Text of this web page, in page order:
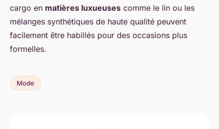
cargo en matières luxueuses comme le lin ou les
mélanges synthétiques de haute qualité peuvent
facilement être habillés pour des occasions plus
formelles.
Mode